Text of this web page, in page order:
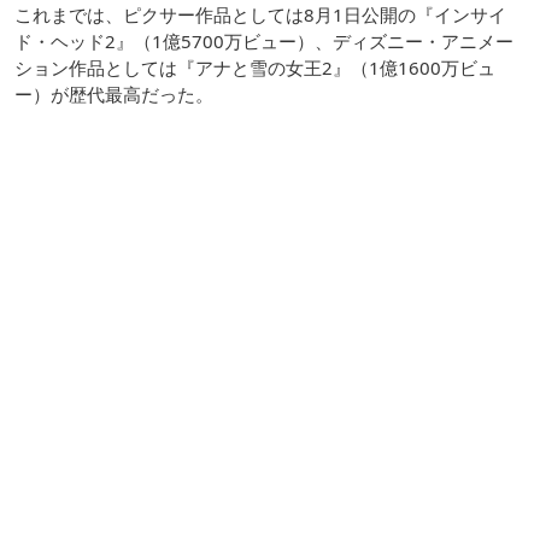
これまでは、ピクサー作品としては8月1日公開の『インサイ
ド・ヘッド2』（1億5700万ビュー）、ディズニー・アニメー
ション作品としては『アナと雪の女王2』（1億1600万ビュ
ー）が歴代最高だった。